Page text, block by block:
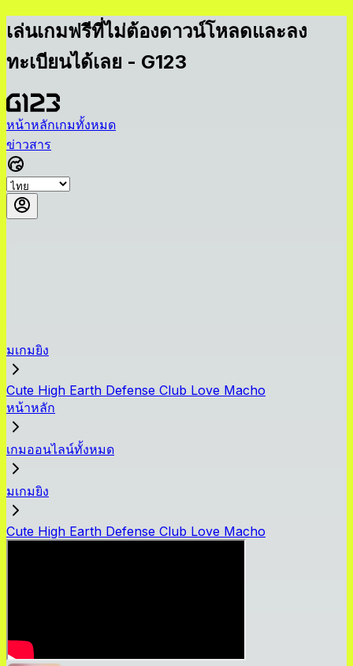
เล่นเกมฟรีที่ไม่ต้องดาวน์โหลดและลง
ทะเบียนได้เลย - G123
หน้าหลักเกมทั้งหมด
ข่าวสาร
มเกมยิง
Cute High Earth Defense Club Love Macho
หน้าหลัก
เกมออนไลน์ทั้งหมด
มเกมยิง
Cute High Earth Defense Club Love Macho